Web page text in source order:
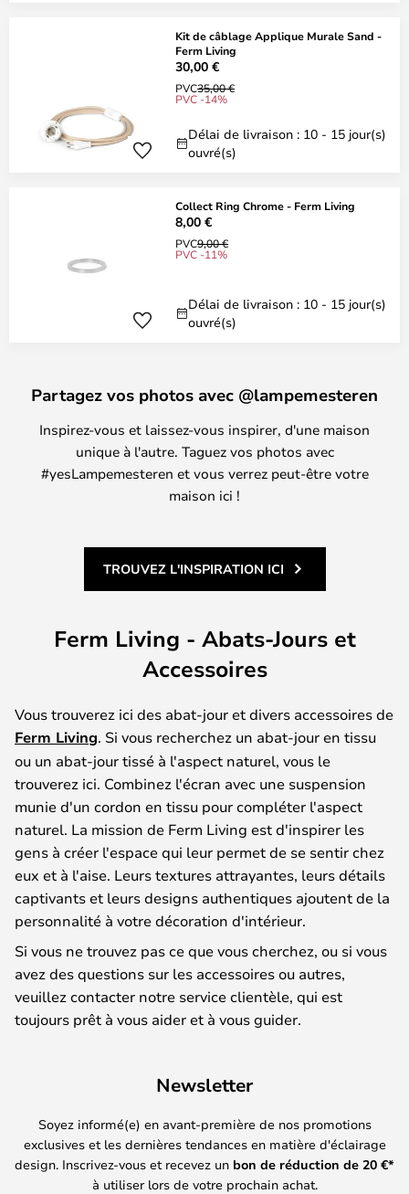
Kit de câblage Applique Murale Sand -
Ferm Living
30,00 €
PVC35,00 €
PVC -14%
Délai de livraison : 10 - 15 jour(s)
ouvré(s)
Collect Ring Chrome - Ferm Living
8,00 €
PVC9,00 €
PVC -11%
Délai de livraison : 10 - 15 jour(s)
ouvré(s)
Partagez vos photos avec @lampemesteren
Inspirez-vous et laissez-vous inspirer, d'une maison
unique à l'autre. Taguez vos photos avec
#yesLampemesteren et vous verrez peut-être votre
maison ici !
TROUVEZ L'INSPIRATION ICI
Ferm Living - Abats-Jours et
Accessoires
Vous trouverez ici des abat-jour et divers accessoires de
Ferm Living. Si vous recherchez un abat-jour en tissu
ou un abat-jour tissé à l'aspect naturel, vous le
trouverez ici. Combinez l'écran avec une suspension
munie d'un cordon en tissu pour compléter l'aspect
naturel. La mission de Ferm Living est d'inspirer les
gens à créer l'espace qui leur permet de se sentir chez
eux et à l'aise. Leurs textures attrayantes, leurs détails
captivants et leurs designs authentiques ajoutent de la
personnalité à votre décoration d'intérieur.
Si vous ne trouvez pas ce que vous cherchez, ou si vous
avez des questions sur les accessoires ou autres,
veuillez contacter notre service clientèle, qui est
toujours prêt à vous aider et à vous guider.
Newsletter
Soyez informé(e) en avant-première de nos promotions
exclusives et les dernières tendances en matière d'éclairage
design. Inscrivez-vous et recevez un bon de réduction de 20 €*
à utiliser lors de votre prochain achat.